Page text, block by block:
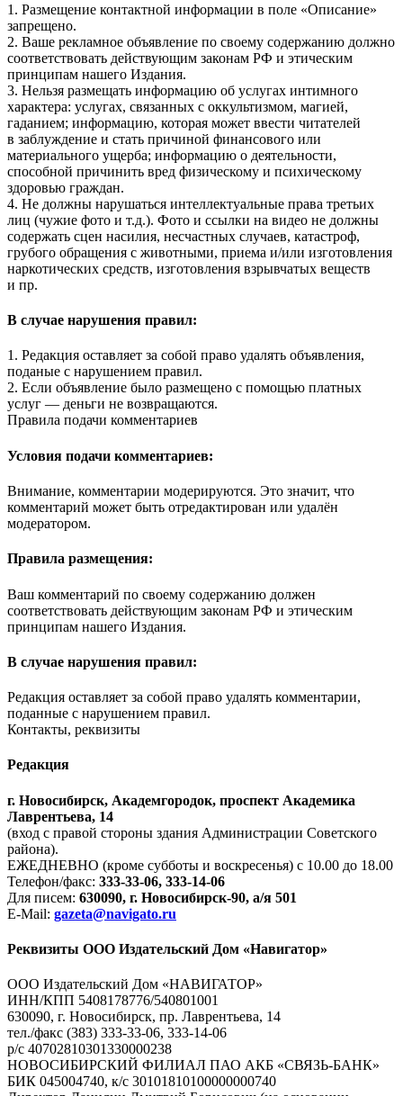
1. Размещение контактной информации в поле «Описание»
запрещено.
2. Ваше рекламное объявление по своему содержанию должно
соответствовать действующим законам РФ и этическим
принципам нашего Издания.
3. Нельзя размещать информацию об услугах интимного
характера: услугах, связанных с оккультизмом, магией,
гаданием; информацию, которая может ввести читателей
в заблуждение и стать причиной финансового или
материального ущерба; информацию о деятельности,
способной причинить вред физическому и психическому
здоровью граждан.
4. Не должны нарушаться интеллектуальные права третьих
лиц (чужие фото и т.д.). Фото и ссылки на видео не должны
содержать сцен насилия, несчастных случаев, катастроф,
грубого обращения с животными, приема и/или изготовления
наркотических средств, изготовления взрывчатых веществ
и пр.
В случае нарушения правил:
1. Редакция оставляет за собой право удалять объявления,
поданые с нарушением правил.
2. Если объявление было размещено с помощью платных
услуг — деньги не возвращаются.
Правила подачи комментариев
Условия подачи комментариев:
Внимание, комментарии модерируются. Это значит, что
комментарий может быть отредактирован или удалён
модератором.
Правила размещения:
Ваш комментарий по своему содержанию должен
соответствовать действующим законам РФ и этическим
принципам нашего Издания.
В случае нарушения правил:
Редакция оставляет за собой право удалять комментарии,
поданные с нарушением правил.
Контакты, реквизиты
Редакция
г. Новосибирск, Академгородок, проспект Академика
Лаврентьева, 14
(вход с правой стороны здания Администрации Советского
района).
ЕЖЕДНЕВНО (кроме субботы и воскресенья) с 10.00 до 18.00
Телефон/факс: 333-33-06, 333-14-06
Для писем: 630090, г. Новосибирск-90, а/я 501
E-Mail: gazeta@navigato.ru
Реквизиты ООО Издательский Дом «Навигатор»
ООО Издательский Дом «НАВИГАТОР»
ИНН/КПП 5408178776/540801001
630090, г. Новосибирск, пр. Лаврентьева, 14
тел./факс (383) 333-33-06, 333-14-06
р/с 40702810301330000238
НОВОСИБИРСКИЙ ФИЛИАЛ ПАО АКБ «СВЯЗЬ-БАНК»
БИК 045004740, к/с 30101810100000000740